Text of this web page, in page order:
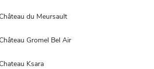
Château du Meursault
Château Gromel Bel Air
Chateau Ksara